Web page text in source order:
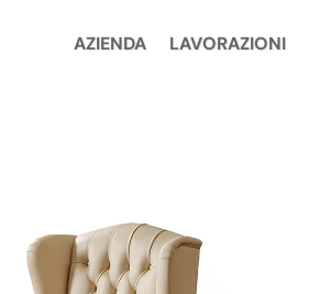
AZIENDA LAVORAZIONI